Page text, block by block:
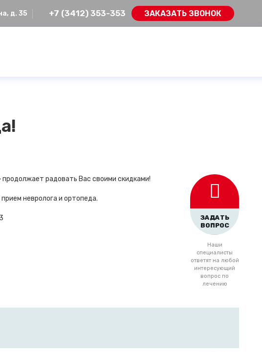
д. 35 +7 (3412) 353-353 ЗАКАЗАТЬ ЗВОНОК
ЗАДАТЬ
ВОПРОС
Наши
специалисты
ответят на любой
интересующий
вопрос по
лечению
радовать Вас своими скидками!
невролога и ортопеда.